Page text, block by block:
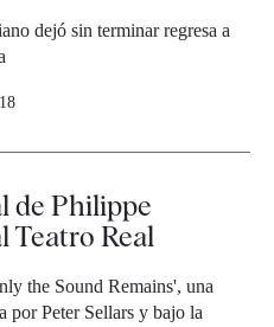
dejó sin terminar regresa a
de Philippe
Teatro Real
the Sound Remains', una
por Peter Sellars y bajo la